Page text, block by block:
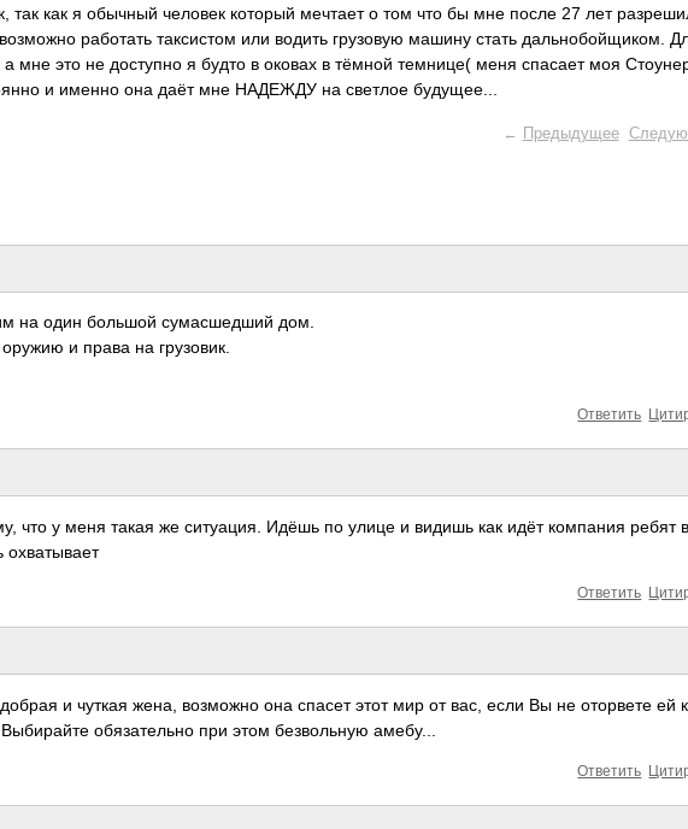
так как я обычный человек который мечтает о том что бы мне после 27 лет
работать таксистом или водить грузовую машину стать дальнобойщиком.
а мне это не доступно я будто в оковах в тёмной темнице( меня спасает моя
и именно она даёт мне НАДЕЖДУ на светлое будущее...
← Предыдущее
на один большой сумасшедший дом.
и права на грузовик.
Ответить
что у меня такая же ситуация. Идёшь по улице и видишь как идёт компания ребят
охватывает
Ответить
и чуткая жена, возможно она спасет этот мир от вас, если Вы не оторвете ей
обязательно при этом безвольную амебу...
Ответить